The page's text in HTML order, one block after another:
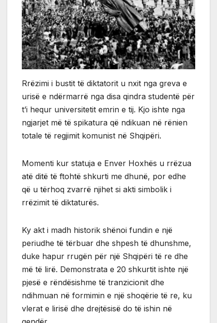
Rrëzimi i bustit të diktatorit u nxit nga greva e
urisë e ndërmarrë nga disa qindra studentë për
t’i hequr universitetit emrin e tij. Kjo ishte nga
ngjarjet më të spikatura që ndikuan në rënien
totale të regjimit komunist në Shqipëri.
Momenti kur statuja e Enver Hoxhës u rrëzua
atë ditë të ftohtë shkurti me dhunë, por edhe
që u tërhoq zvarrë njihet si akti simbolik i
rrëzimit të diktaturës.
Ky akt i madh historik shënoi fundin e një
periudhe të tërbuar dhe shpesh të dhunshme,
duke hapur rrugën për një Shqipëri të re dhe
më të lirë. Demonstrata e 20 shkurtit ishte një
pjesë e rëndësishme të tranzicionit dhe
ndihmuan në formimin e një shoqërie të re, ku
vlerat e lirisë dhe drejtësisë do të ishin në